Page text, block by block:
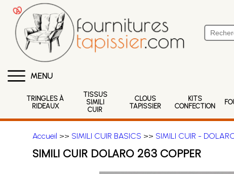
MENU
TRINGLES À
RIDEAUX
TISSUS
SIMILI
CUIR
CLOUS
TAPISSIER
KITS
CONFECTION
Accueil >> SIMILI CUIR BASICS >> SIMILI CUIR -
SIMILI CUIR DOLARO 263 COPPER